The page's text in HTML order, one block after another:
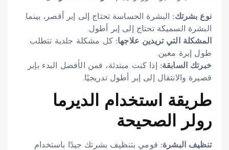
نوع بشرتك:البشرة الحساسة تحتاج إلى إبر أقصر، بينما
البشرة السميكة تحتاج إلى إبر أطول.
المشكلة التي تريدين علاجها:كل مشكلة جلدية تتطلب
طول إبرة معين.
خبرتك السابقة:إذا كنت مبتدئة، فمن الأفضل البدء بإبر
قصيرة والانتقال إلى إبر أطول تدريجيًا.
طريقة استخدام الديرما
رولر الصحيحة
تنظيف البشرة:قومي بتنظيف بشرتك جيدًا باستخدام